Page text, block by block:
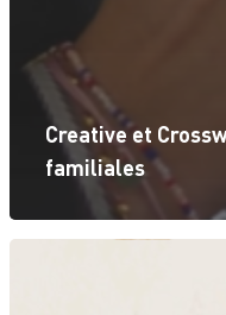
Creative et
familiales